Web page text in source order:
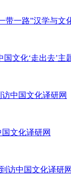
带一路”汉学与文
文化‘走出去’主
中国文化译研网
文化译研网
访中国文化译研